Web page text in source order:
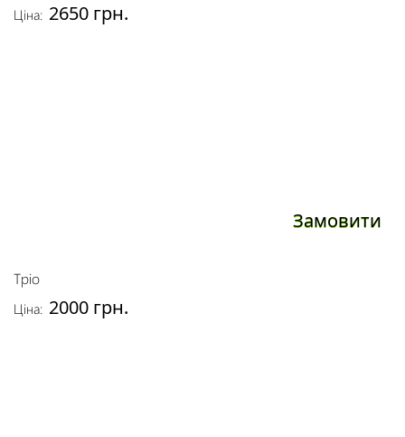
Ціна: 2650 грн.
Замовити
Тріо
Ціна: 2000 грн.